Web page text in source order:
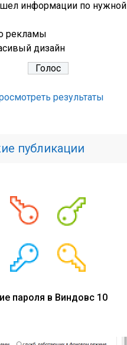
информации по нужной
рекламы
дизайн
результаты
публикации
пароля в Виндовс 10